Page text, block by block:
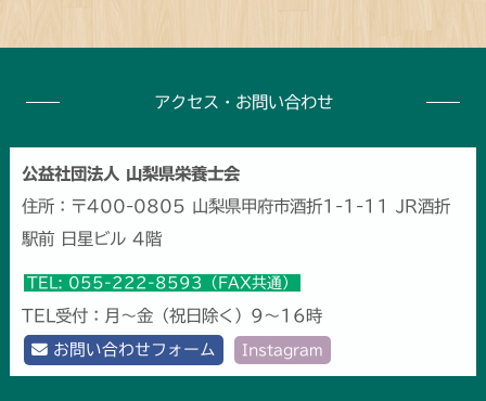
記
アクセス・お問い合わせ
公益社団法人 山梨県栄養士会
住所：〒400-0805 山梨県甲府市酒折1-1-11 JR酒折
駅前 日星ビル 4階
TEL: 055-222-8593（FAX共通）
TEL受付：月～金（祝日除く）9～16時
お問い合わせフォーム Instagram